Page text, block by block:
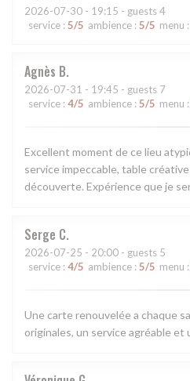
2026-07-30 - 19:15 - guests 4
service : 5/5 ambience : 5/5 menu :
Agnès B
2026-07-31 - 19:45 - guests 7
service : 4/5 ambience : 5/5 menu :
Excellent moment de ce lieu
service impeccable, table
découverte. Expérience que je
Serge C
2026-07-25 - 20:00 - guests 5
service : 4/5 ambience : 5/5 menu :
Une carte renouvelée a chaque
originales, un service agréable et